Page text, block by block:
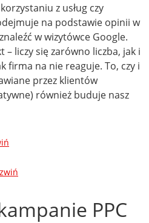
z usług czy
na podstawie opinii w
w wizytówce Google.
liczy się zarówno liczba, jak i
firma na nie reaguje. To, czy i
przez klientów
również buduje nasz
PPC